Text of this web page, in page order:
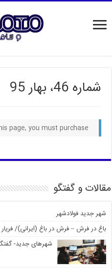
شماره 46، بهار 95
page, you must purchase
مقالات و گفتگو
شهر جدید فولادشهر
باغ در فرش – فرش در باغ (ایرانی)/
شهرهای جدید-